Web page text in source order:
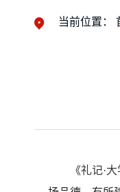
当前位置：
《礼记·大